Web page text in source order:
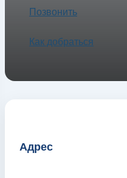
Позвонить
Как добраться
Адрес